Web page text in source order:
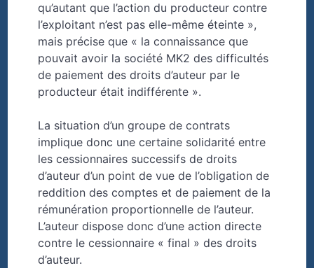
qu’autant que l’action du producteur contre
l’exploitant n’est pas elle-même éteinte »,
mais précise que « la connaissance que
pouvait avoir la société MK2 des difficultés
de paiement des droits d’auteur par le
producteur était indifférente ».
La situation d’un groupe de contrats
implique donc une certaine solidarité entre
les cessionnaires successifs de droits
d’auteur d’un point de vue de l’obligation de
reddition des comptes et de paiement de la
rémunération proportionnelle de l’auteur.
L’auteur dispose donc d’une action directe
contre le cessionnaire « final » des droits
d’auteur.